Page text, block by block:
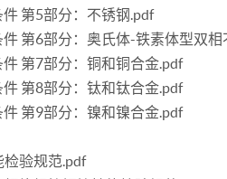
第5部分：不锈钢.pdf
第6部分：奥氏体-铁素体型双相
第7部分：铜和铜合金.pdf
第8部分：钛和钛合金.pdf
第9部分：镍和镍合金.pdf
检验规范.pdf